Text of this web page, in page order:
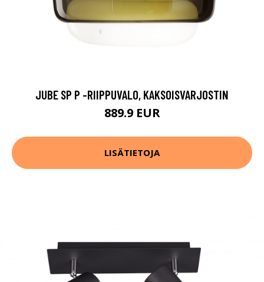
JUBE SP P -RIIPPUVALO, KAKSOISVARJOSTIN
889.9 EUR
LISÄTIETOJA